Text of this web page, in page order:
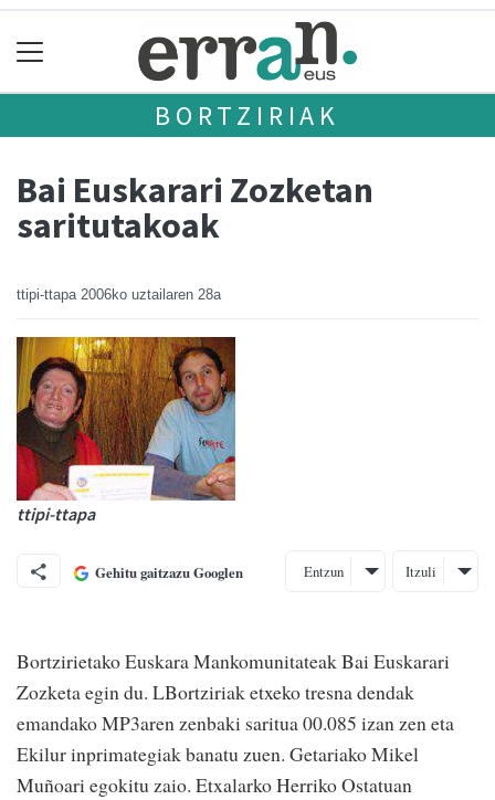
BORTZIRIAK
Bai Euskarari Zozketan
saritutakoak
ttipi-ttapa 2006ko uztailaren 28a
ttipi-ttapa
Gehitu gaitzazu Googlen Entzun Itzuli
Bortzirietako Euskara Mankomunitateak Bai Euskarari
Zozketa egin du. LBortziriak etxeko tresna dendak
emandako MP3aren zenbaki saritua 00.085 izan zen eta
Ekilur inprimategiak banatu zuen. Getariako Mikel
Muñoari egokitu zaio. Etxalarko Herriko Ostatuan